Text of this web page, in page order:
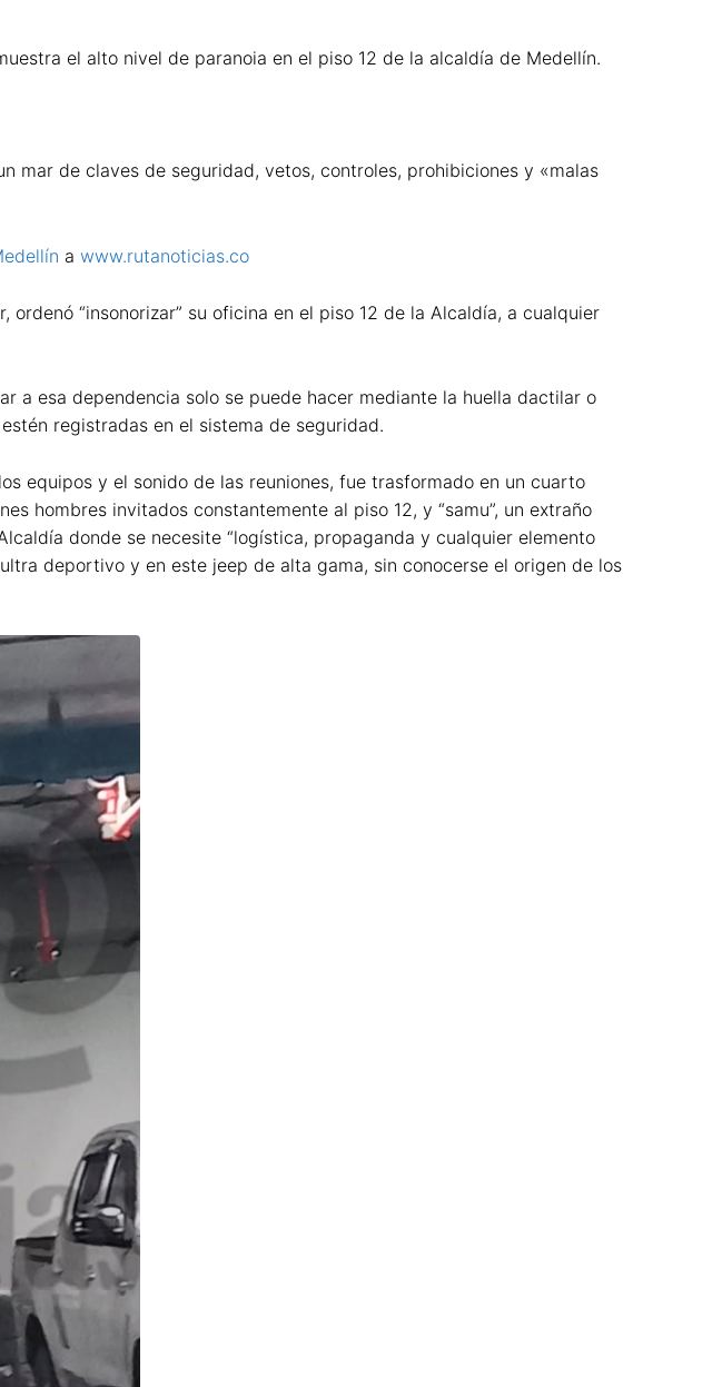
el alto nivel de paranoia en el piso 12 de la alcaldía de Medellín.
mar de claves de seguridad, vetos, controles, prohibiciones y «malas
a www.rutanoticias.co
“insonorizar” su oficina en el piso 12 de la Alcaldía, a cualquier
a esa dependencia solo se puede hacer mediante la huella dactilar o
registradas en el sistema de seguridad.
equipos y el sonido de las reuniones, fue trasformado en un cuarto
hombres invitados constantemente al piso 12, y “samu”, un extraño
donde se necesite “logística, propaganda y cualquier elemento
deportivo y en este jeep de alta gama, sin conocerse el origen de los